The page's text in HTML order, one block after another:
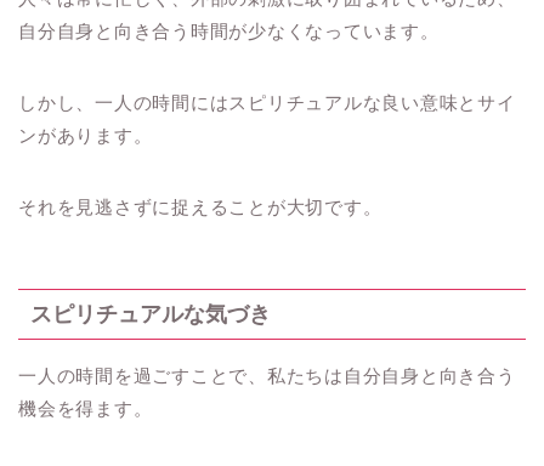
自分自身と向き合う時間が少なくなっています。
しかし、一人の時間にはスピリチュアルな良い意味とサイ
ンがあります。
それを見逃さずに捉えることが大切です。
スピリチュアルな気づき
一人の時間を過ごすことで、私たちは自分自身と向き合う
機会を得ます。